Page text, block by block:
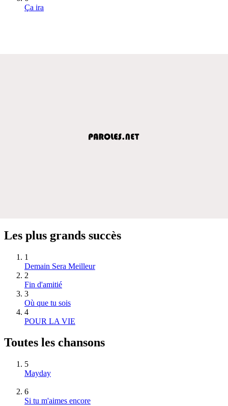
Ça ira
Les plus grands succès
1
Demain Sera Meilleur
2
Fin d'amitié
3
Où que tu sois
4
POUR LA VIE
Toutes les chansons
5
Mayday
6
Si tu m'aimes encore